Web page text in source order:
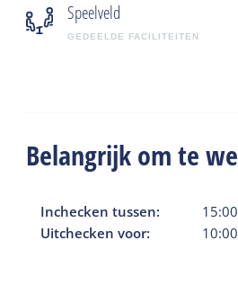
Speelveld
GEDEELDE FACILITEITEN
Belangrijk om te
Inchecken tussen: 15:00
Uitchecken voor:
10:00